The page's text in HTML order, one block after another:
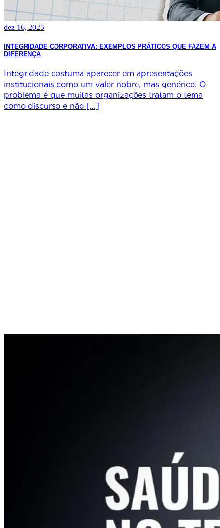
dez 16, 2025
INTEGRIDADE CORPORATIVA: EXEMPLOS PRÁTICOS QUE FAZEM A
DIFERENÇA
Integridade costuma aparecer em apresentações
institucionais como um valor nobre, mas genérico. O
problema é que muitas organizações tratam o tema
como discurso e não […]